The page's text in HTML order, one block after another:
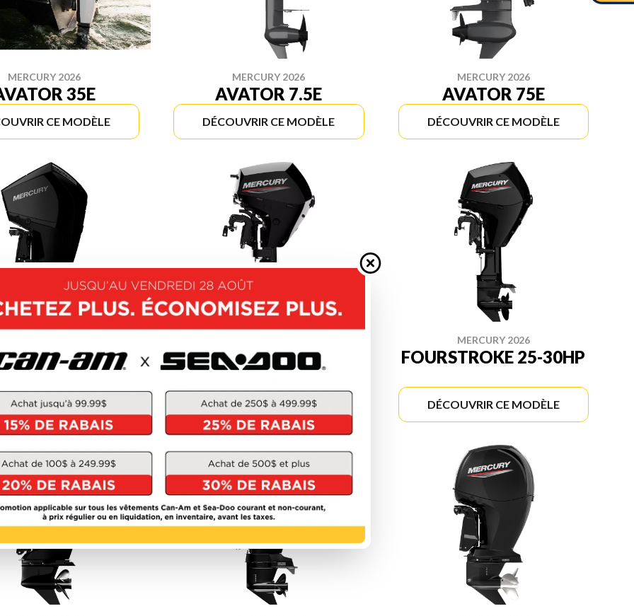
MERCURY 2026
35E
CE MODÈLE
MERCURY 2026
AVATOR 7.5E
DÉCOUVRIR CE MODÈLE
MERCURY 2026
AVATOR 75E
DÉCOUVRIR CE MODÈLE
175 -
225HP
CE MODÈLE
FOURSTROKE 2.5-20HP
DÉCOUVRIR CE MODÈLE
MERCURY 2026
FOURSTROKE 25-30HP
DÉCOUVRIR CE MODÈLE